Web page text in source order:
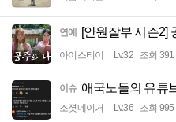
연예 [안원잘부 시즌2]
아이스티이 Lv.32 조회 391
이슈 애국노들의 유튜
조졋네이거 Lv.36 조회 995